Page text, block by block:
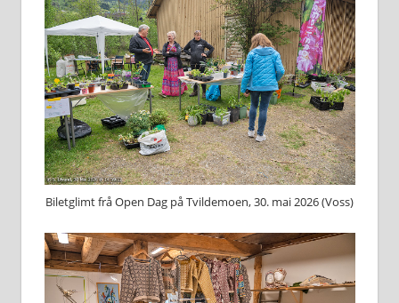
Biletglimt frå Open Dag på Tvildemoen, 30. mai 2026 (Voss)